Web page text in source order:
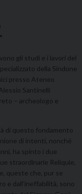
gli studi e i lavori del
della Sindone
presso Ateneo
Santinelli
– archeologo e
di questo fondamento
di intenti, nonché
ha spinto i due
straordinarie Reliquie,
queste che, pur se
e dall’ineffabilità, sono